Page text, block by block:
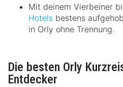
Mit deinem Vierbeiner
Hotels bestens
in Orly ohne Trennung.
Die besten Orly
Entdecker